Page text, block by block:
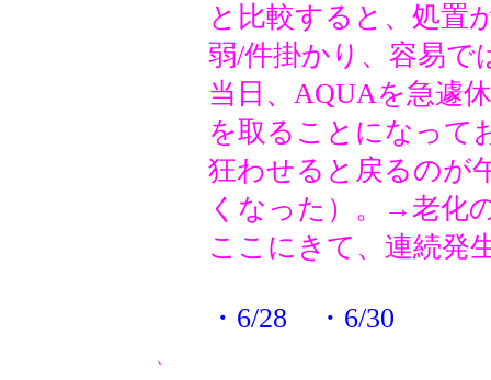
と比較すると、処置
弱/件掛かり、容易で
当日、AQUAを急遽
を取ることになって
狂わせると戻るのが
くなった）。→老
ここにきて、連続発
・6/28 ・6/30